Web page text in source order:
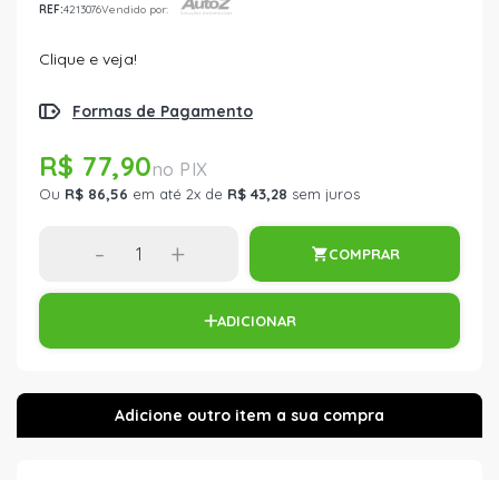
REF:4213076Vendido por:
Clique e veja!
Formas de Pagamento
R$ 77,90
Ou R$ 86,56 em até 2x de R$ 43,28 sem juros
- + COMPRAR
ADICIONAR